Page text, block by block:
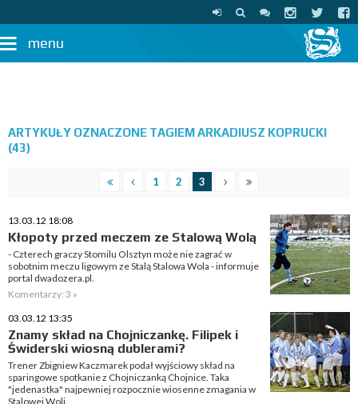
menu
ARTYKUŁY OZNACZONE TAGIEM ARKADIUSZ KOPRUCKI
(43)
1 2 3
13.03.12 18:08
Kłopoty przed meczem ze Stalową Wolą
- Czterech graczy Stomilu Olsztyn może nie zagrać w
sobotnim meczu ligowym ze Stalą Stalowa Wola - informuje
portal dwadozera.pl.
Komentarzy: 3 »
03.03.12 13:35
Znamy skład na Chojniczankę. Filipek i
Świderski wiosną dublerami?
Trener Zbigniew Kaczmarek podał wyjściowy skład na
sparingowe spotkanie z Chojniczanką Chojnice. Taka
"jedenastka" najpewniej rozpocznie wiosenne zmagania w
Stalowej Woli.